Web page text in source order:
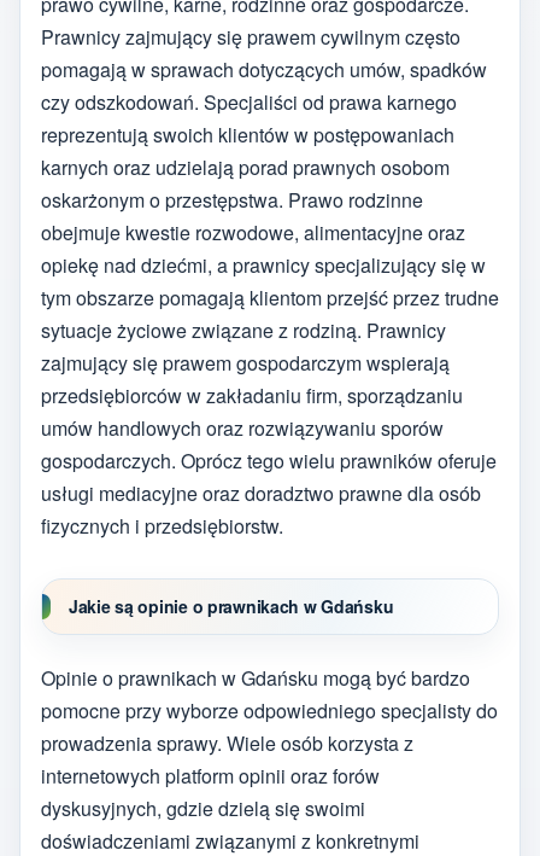
Prawnicy zajmujący się prawem cywilnym często
pomagają w sprawach dotyczących umów, spadków
czy odszkodowań. Specjaliści od prawa karnego
reprezentują swoich klientów w postępowaniach
karnych oraz udzielają porad prawnych osobom
oskarżonym o przestępstwa. Prawo rodzinne
obejmuje kwestie rozwodowe, alimentacyjne oraz
opiekę nad dziećmi, a prawnicy specjalizujący się w
tym obszarze pomagają klientom przejść przez trudne
sytuacje życiowe związane z rodziną. Prawnicy
zajmujący się prawem gospodarczym wspierają
przedsiębiorców w zakładaniu firm, sporządzaniu
umów handlowych oraz rozwiązywaniu sporów
gospodarczych. Oprócz tego wielu prawników oferuje
usługi mediacyjne oraz doradztwo prawne dla osób
fizycznych i przedsiębiorstw.
Jakie są opinie o prawnikach w Gdańsku
Opinie o prawnikach w Gdańsku mogą być bardzo
pomocne przy wyborze odpowiedniego specjalisty do
prowadzenia sprawy. Wiele osób korzysta z
internetowych platform opinii oraz forów
dyskusyjnych, gdzie dzielą się swoimi
doświadczeniami związanymi z konkretnymi